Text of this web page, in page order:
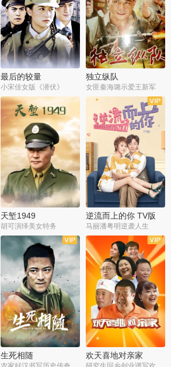
最后的较量
小宋佳女版《潜伏》
独立纵队
女匪秦海璐示爱王新军
全30集
天堑1949
胡可演绎美女特务
全43集
逆流而上的你 TV版
马丽潘粤明逆袭人生
全21集
生死相随
全35集
欢天喜地对亲家